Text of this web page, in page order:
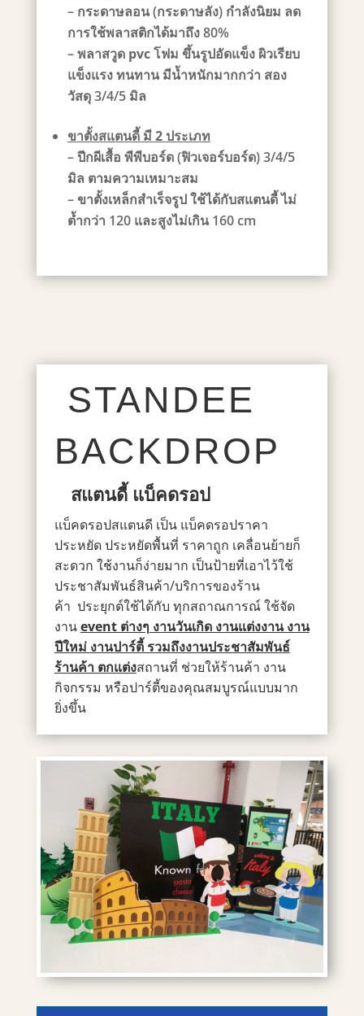
– กระดาษลอน(กระดาษลัง) กำลังนิยม ลด
การใช้พลาสติกได้มาถึง 80%
–พลาสวูด pvcโฟม ขึ้นรูปอัดแข็ง ผิวเรียบ
แข็งแรง ทนทาน มีน้ำหนักมากกว่า สอง
วัสดุ 3/4/5 มิล
ขาตั้งสแตนดี้ มี 2 ประเภท
–ปีกผีเสื้อ พีพีบอร์ด(ฟิวเจอร์บอร์ด) 3/4/5
มิล ตามความเหมาะสม
–ขาตั้งเหล็กสำเร็จรูปใช้ได้กับสแตนดี้ ไม่
ต้ำกว่า 120 และสูงไม่เกิน 160 cm
STANDEE
BACKDROP
สแตนดี้ แบ็คดรอป
แบ็คดรอปสแตนดี เป็น แบ็คดรอปราคา
ประหยัดประหยัดพื้นที่ ราคาถูก เคลื่อนย้ายก็
สะดวก ใช้งานก็ง่ายมาก เป็นป้ายที่เอาไว้ใช้
ประชาสัมพันธ์สินค้า/บริการของร้าน
ค้า ประยุกต์ใช้ได้กับ ทุกสถาณการณ์ ใช้จัด
งานevent ต่างๆ งานวันเกิด งานแต่งงาน งาน
ปีใหม่ งานปาร์ตี้ รวมถึงงานประชาสัมพันธ์
ร้านค้า ตกแต่งสถานที่ ช่วยให้ร้านค้า งาน
กิจกรรม หรือปาร์ตี้ของคุณสมบูรณ์แบบมาก
ยิ่งขึ้น